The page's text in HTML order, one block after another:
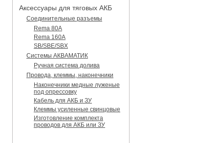
Аксессуары для тяговых АКБ
Соединительные разъемы
Rema 80A
Rema 160A
SB/SBE/SBX
Системы АКВАМАТИК
Ручная система долива
Провода, клеммы, наконечники
Наконечники медные луженые
под опрессовку
Кабель для АКБ и ЗУ
Клеммы усиленные свинцовые
Изготовление комплекта
проводов для АКБ или ЗУ